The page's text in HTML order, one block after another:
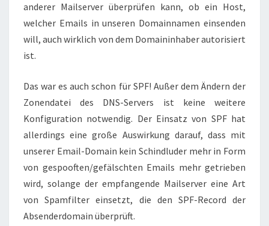
anderer Mailserver überprüfen kann, ob ein Host,
welcher Emails in unseren Domainnamen einsenden
will, auch wirklich von dem Domaininhaber autorisiert
ist.
Das war es auch schon für SPF! Außer dem Ändern der
Zonendatei des DNS-Servers ist keine weitere
Konfiguration notwendig. Der Einsatz von SPF hat
allerdings eine große Auswirkung darauf, dass mit
unserer Email-Domain kein Schindluder mehr in Form
von gespooften/gefälschten Emails mehr getrieben
wird, solange der empfangende Mailserver eine Art
von Spamfilter einsetzt, die den SPF-Record der
Absenderdomain überprüft.